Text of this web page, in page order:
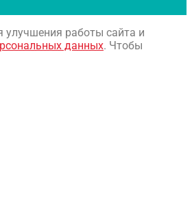
улучшения работы сайта и
данных. Чтобы